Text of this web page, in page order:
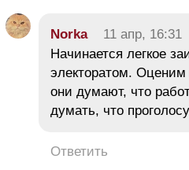
Norka 11 апр, 16:31
Начинается легкое
электоратом. Оценим
они думают, что
думать, что
Ответить